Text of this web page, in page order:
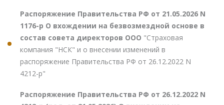
Распоряжение Правительства РФ от 21.05.2026 N
1176-р О вхождении на безвозмездной основе в
состав совета директоров ООО "Страховая
компания "НСК" и о внесении изменений в
распоряжение Правительства РФ от 26.12.2022 N
4212-р"
Распоряжение Правительства РФ от 26.12.2022 N